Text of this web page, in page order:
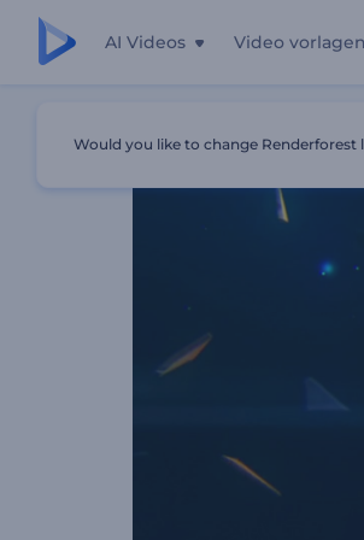
AI Videos Video vorlagen
Would you like to change Renderforest